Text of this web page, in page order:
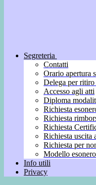
Segreteria
Contatti
Orario apertura
Delega per
Accesso agli atti
Diploma
Richiesta
Richiesta
Richiesta
Richiesta uscita
Richiesta per
Modello
Info utili
Privacy